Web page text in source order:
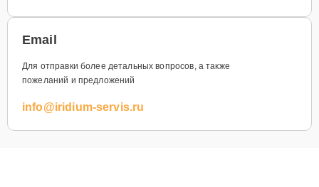
Email
Для отправки более детальных вопросов, а также
пожеланий и предложений
info@iridium-servis.ru